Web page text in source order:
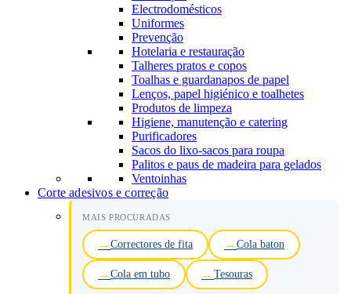
Electrodomésticos
Uniformes
Prevenção
Hotelaria e restauração
Talheres pratos e copos
Toalhas e guardanapos de papel
Lenços, papel higiénico e toalhetes
Produtos de limpeza
Higiene, manutenção e catering
Purificadores
Sacos do lixo-sacos para roupa
Palitos e paus de madeira para gelados
Ventoinhas
Corte adesivos e correção
MAIS PROCURADAS
Correctores de fita Cola baton
Cola em tubo Tesouras